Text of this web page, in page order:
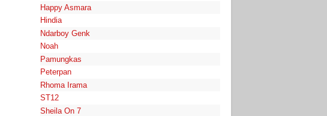
Happy Asmara
Hindia
Ndarboy Genk
Noah
Pamungkas
Peterpan
Rhoma Irama
ST12
Sheila On 7